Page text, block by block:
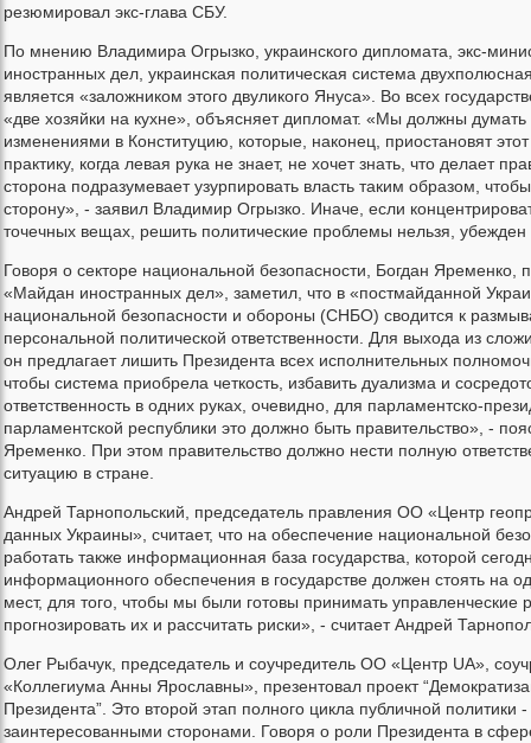
резюмировал экс-глава СБУ.
По мнению Владимира Огрызко, украинского дипломата, экс-
иностранных дел, украинская политическая система
является «заложником этого двуликого Януса». Во всех
«две хозяйки на кухне», объясняет дипломат. «Мы должны
изменениями в Конституцию, которые, наконец, приостановят
практику, когда левая рука не знает, не хочет знать, что делает
сторона подразумевает узурпировать власть таким образом,
сторону», - заявил Владимир Огрызко. Иначе, если
точечных вещах, решить политические проблемы нельзя, убежден
Говоря о секторе национальной безопасности, Богдан Яременко,
«Майдан иностранных дел», заметил, что в «постмайданной
национальной безопасности и обороны (СНБО) сводится к
персональной политической ответственности. Для выхода из
он предлагает лишить Президента всех исполнительных
чтобы система приобрела четкость, избавить дуализма и
ответственность в одних руках, очевидно, для парламентско-
парламентской республики это должно быть правительство», -
Яременко. При этом правительство должно нести полную
ситуацию в стране.
Андрей Тарнопольский, председатель правления ОО «Центр
данных Украины», считает, что на обеспечение национальной
работать также информационная база государства, которой
информационного обеспечения в государстве должен стоять на
мест, для того, чтобы мы были готовы принимать управленческие
прогнозировать их и рассчитать риски», - считает Андрей
Олег Рыбачук, председатель и соучредитель ОО «Центр UA»,
«Коллегиума Анны Ярославны», презентовал проект
Президента”. Это второй этап полного цикла публичной политики -
заинтересованными сторонами. Говоря о роли Президента в